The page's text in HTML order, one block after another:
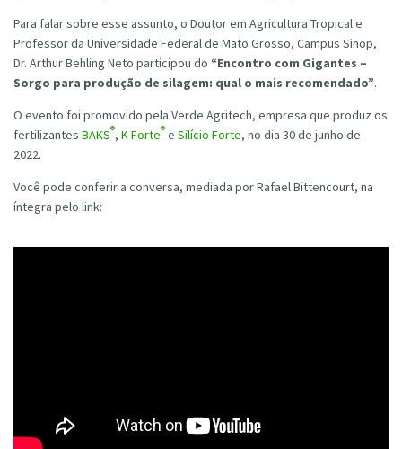
Para falar sobre esse assunto, o Doutor em Agricultura Tropical e
Professor da Universidade Federal de Mato Grosso, Campus Sinop,
Dr. Arthur Behling Neto participou do “Encontro com Gigantes –
Sorgo para produção de silagem: qual o mais recomendado”.
O evento foi promovido pela Verde Agritech, empresa que produz os
fertilizantes BAKS®, K Forte® e Silício Forte, no dia 30 de junho de
2022.
Você pode conferir a conversa, mediada por Rafael Bittencourt, na
íntegra pelo link: